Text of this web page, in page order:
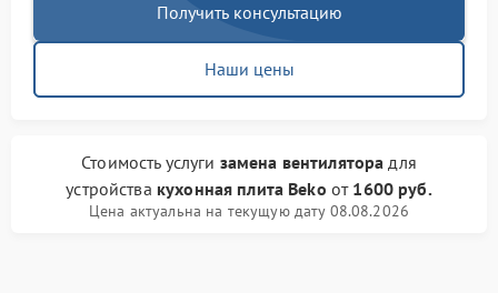
Получить консультацию
Наши цены
Стоимость услуги замена вентилятора для
устройства кухонная плита Beko от 1600 руб.
Цена актуальна на текущую дату 08.08.2026